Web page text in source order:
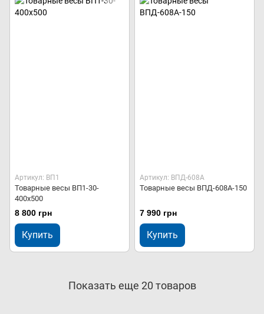
Артикул: ВП1
Товарные весы ВП1-30-
400х500
8 800 грн
Купить
Артикул: ВПД-608А
Товарные весы ВПД-608А-150
7 990 грн
Купить
Показать еще 20 товаров